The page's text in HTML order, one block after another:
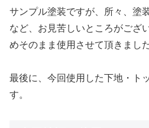
サンプル塗装ですが、所々、塗
など、お見苦しいところがござ
めそのまま使用させて頂きました
最後に、今回使用した下地・ト
す。